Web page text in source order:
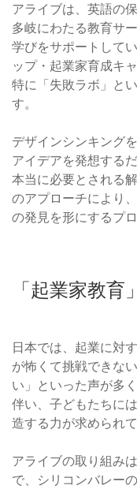
アライブは、英語の
多岐にわたる教育サ
学びをサポートして
ップ・起業家育成キ
特に「失敗ラボ」と
す。
デザインシンキング
アイデアを発想する
本当に必要とされる
のアプローチにより
の発見を形にするプ
「起業家教
日本では、起業に対
が怖くて挑戦できな
い」といった声が多
伴い、子どもたちに
造する力が求められて
アライブの取り組み
で、シリコンバレー